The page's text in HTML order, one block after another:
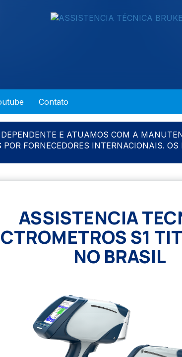
Contato
E ATUAMOS COM A
FORNECEDORES INTERNACIONAIS.
ASSISTENCIA
S1
NO BRASIL